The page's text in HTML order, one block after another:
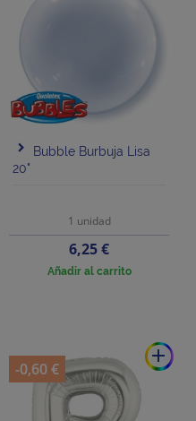
Bubble Burbuja Lisa
20"
1 unidad
Precio
6,25 €
Añadir al carrito
add
-0,60 €